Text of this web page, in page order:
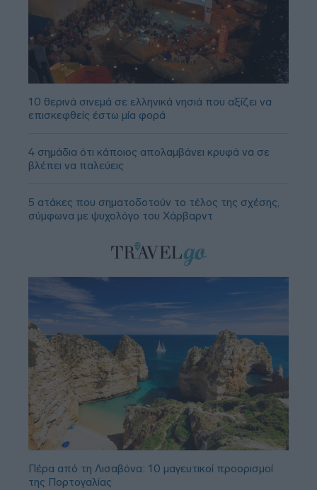
10 θερινά σινεμά σε ελληνικά νησιά που αξίζει να
επισκεφθείς έστω μία φορά
4 σημάδια ότι κάποιος απολαμβάνει κρυφά να σε
βλέπει να παλεύεις
5 ατάκες που σηματοδοτούν το τέλος της σχέσης,
σύμφωνα με ψυχολόγο του Χάρβαρντ
Πέρα από τη Λισαβόνα: 10 μαγευτικοί προορισμοί
της Πορτογαλίας